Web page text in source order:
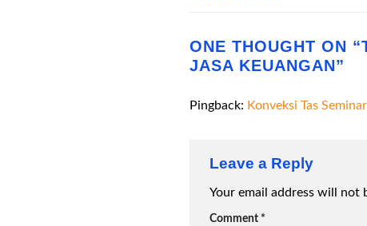
ONE THOUGHT ON “
JASA KEUANGAN”
Pingback: Konveksi Tas
Leave a Reply
Your email address will not
Comment *